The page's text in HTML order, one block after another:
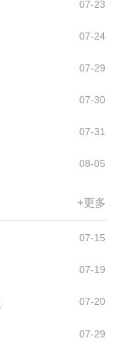
07-23
07-24
07-29
07-30
07-31
08-05
+更多
07-15
07-19
07-20
07-29